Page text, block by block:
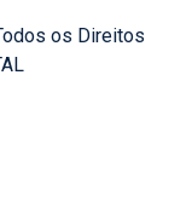
os Direitos